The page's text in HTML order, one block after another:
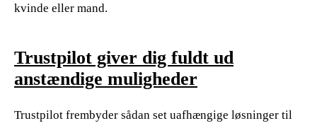
kvinde eller mand.
Trustpilot giver dig fuldt ud
anstændige muligheder
Trustpilot frembyder sådan set uafhængige løsninger til